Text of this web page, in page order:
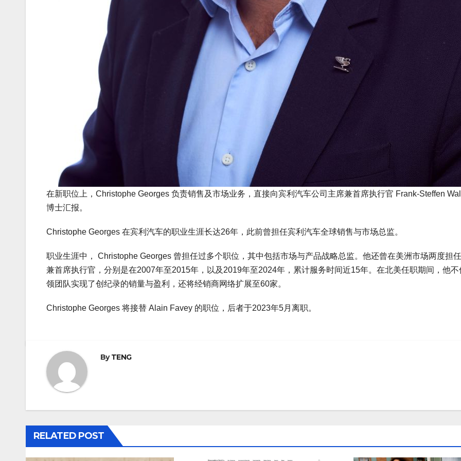
在新职位上，Christophe Georges 负责销售及市场业务，直接向宾利汽车公司主席兼首席执行官 Frank-Steffen
博士汇报。
Christophe Georges 在宾利汽车的职业生涯长达26年，此前曾担任宾利汽车全球销售与市场总监。
职业生涯中， Christophe Georges 曾担任过多个职位，其中包括市场与产品战略总监。他还曾在美洲市场两度担
兼首席执行官，分别是在2007年至2015年，以及2019年至2024年，累计服务时间近15年。在北美任职期间，他不
领团队实现了创纪录的销量与盈利，还将经销商网络扩展至60家。
Christophe Georges 将接替 Alain Favey 的职位，后者于2023年5月离职。
ByTENG
RELATED POST